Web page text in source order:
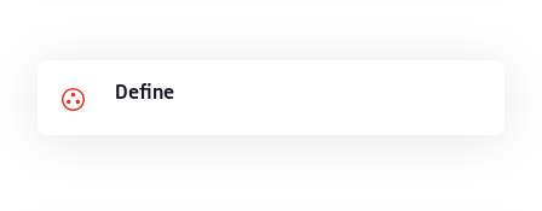
Define